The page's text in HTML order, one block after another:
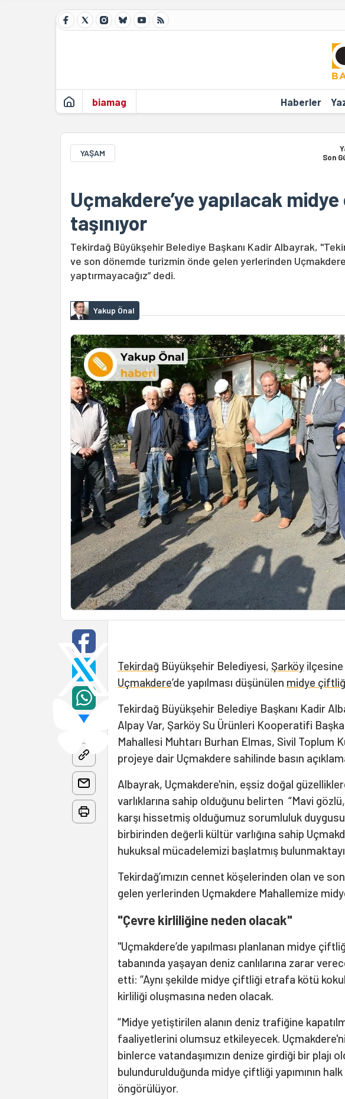
biamag Haberler
YAŞAM
Son
Uçmakdere’ye yapılacak
taşınıyor
Tekirdağ Büyükşehir Belediye Başkanı Kadir Albayrak,
ve son dönemde turizmin önde gelen yerlerinden
yaptırmayacağız” dedi.
Yakup Önal
Tekirdağ Büyükşehir Belediyesi, Şarköy ilçesine
Uçmakdere’de yapılması düşünülen midye
Tekirdağ Büyükşehir Belediye Başkanı Kadir
Alpay Var, Şarköy Su Ürünleri Kooperatifi
Mahallesi Muhtarı Burhan Elmas, Sivil Toplum
projeye dair Uçmakdere sahilinde basın
Albayrak, Uçmakdere'nin, eşsiz doğal
varlıklarına sahip olduğunu belirten “Mavi
karşı hissetmiş olduğumuz sorumluluk
birbirinden değerli kültür varlığına sahip
hukuksal mücadelemizi başlatmış
Tekirdağ’ımızın cennet köşelerinden olan ve
gelen yerlerinden Uçmakdere Mahallemize
"Çevre kirliliğine neden olacak"
"Uçmakdere’de yapılması planlanan midye
tabanında yaşayan deniz canlılarına zarar
etti: “Aynı şekilde midye çiftliği etrafa kötü
kirliliği oluşmasına neden olacak.
“Midye yetiştirilen alanın deniz trafiğine
faaliyetlerini olumsuz etkileyecek.
binlerce vatandaşımızın denize girdiği bir plajı
bulundurulduğunda midye çiftliği yapımının
öngörülüyor.